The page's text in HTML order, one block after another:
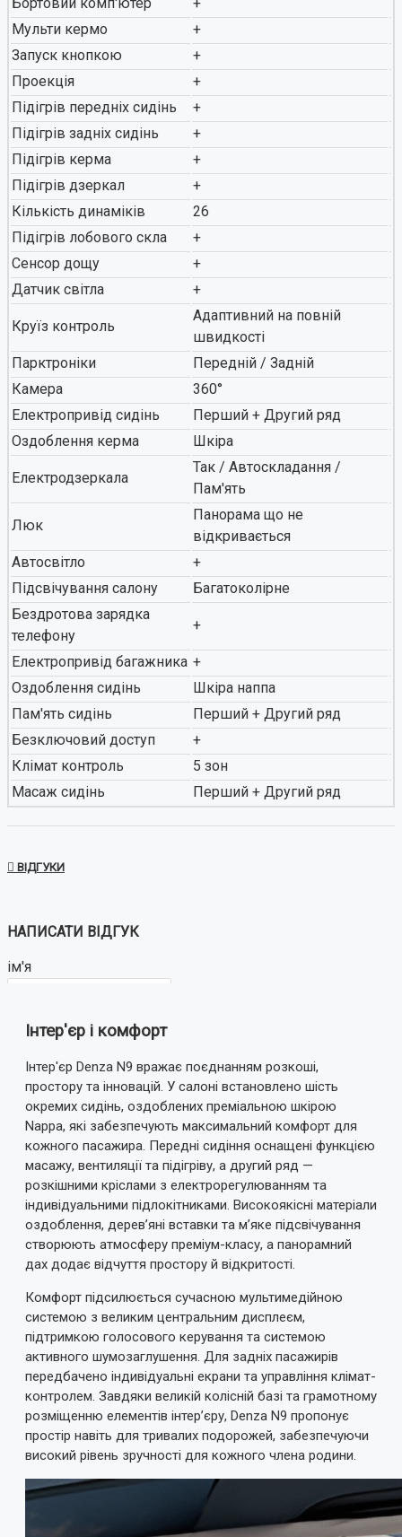
Мульти кермо
+
Запуск кнопкою
+
Проекція
+
Підігрів передніх сидінь
+
Підігрів задніх сидінь
+
Підігрів керма
+
Підігрів дзеркал
+
Кількість динаміків
26
Підігрів лобового скла
+
Сенсор дощу
+
Датчик світла
+
Круїз контроль
Адаптивний на повній
швидкості
Парктроніки
Передній / Задній
Камера
360°
Електропривід сидінь
Перший + Другий ряд
Оздоблення керма
Шкіра
Електродзеркала
Так / Автоскладання /
Пам'ять
Люк
Панорама що не
відкривається
Автосвітло
+
Підсвічування салону
Багатоколірне
Бездротова зарядка
телефону
+
Електропривід багажника +
Оздоблення сидінь
Шкіра наппа
Пам'ять сидінь
Перший + Другий ряд
Безключовий доступ
+
Клімат контроль
5 зон
Масаж сидінь
Перший + Другий ряд
ВІДГУКИ
НАПИСАТИ ВІДГУК
ім'я
Ваш відгук:
Примітка: HTML розмітка не підтримується!
Використовуйте звичайний текст.
Оцінка
Погано
Добре
Інтер'єр і комфорт
Інтер'єр Denza N9 вражає поєднанням розкоші,
простору та інновацій. У салоні встановлено шість
окремих сидінь, оздоблених преміальною шкірою
Nappa, які забезпечують максимальний комфорт для
кожного пасажира. Передні сидіння оснащені функцією
масажу, вентиляції та підігріву, а другий ряд —
розкішними кріслами з електрорегулюванням та
індивідуальними підлокітниками. Високоякісні матеріали
оздоблення, дерев’яні вставки та м’яке підсвічування
створюють атмосферу преміум-класу, а панорамний
дах додає відчуття простору й відкритості.
Комфорт підсилюється сучасною мультимедійною
системою з великим центральним дисплеєм,
підтримкою голосового керування та системою
активного шумозаглушення. Для задніх пасажирів
передбачено індивідуальні екрани та управління клімат-
контролем. Завдяки великій колісній базі та грамотному
розміщенню елементів інтер’єру, Denza N9 пропонує
простір навіть для тривалих подорожей, забезпечуючи
високий рівень зручності для кожного члена родини.